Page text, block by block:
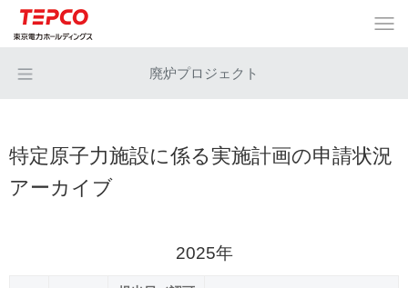
廃炉プロジェクト
特定原子力施設に係る実施計画の申請状況
アーカイブ
2025年